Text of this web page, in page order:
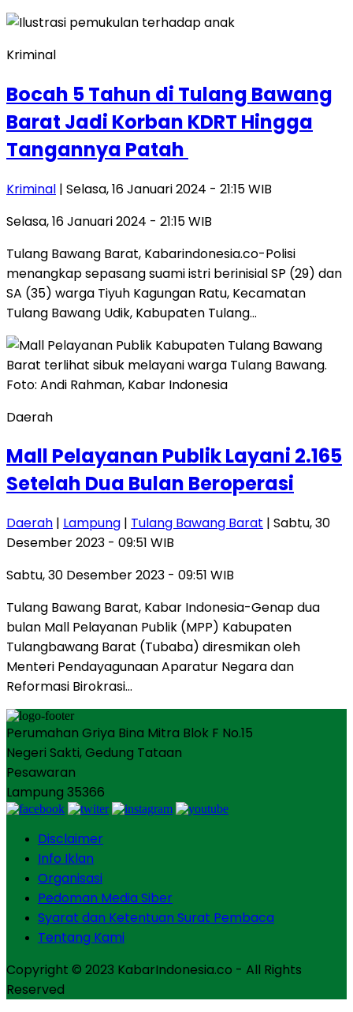
Kriminal
Bocah 5 Tahun di Tulang Bawang
Barat Jadi Korban KDRT Hingga
Tangannya Patah
Kriminal | Selasa, 16 Januari 2024 - 21:15 WIB
Selasa, 16 Januari 2024 - 21:15 WIB
Tulang Bawang Barat, Kabarindonesia.co-Polisi
menangkap sepasang suami istri berinisial SP (29) dan
SA (35) warga Tiyuh Kagungan Ratu, Kecamatan
Tulang Bawang Udik, Kabupaten Tulang…
Daerah
Mall Pelayanan Publik Layani 2.165
Setelah Dua Bulan Beroperasi
Daerah | Lampung | Tulang Bawang Barat | Sabtu, 30
Desember 2023 - 09:51 WIB
Sabtu, 30 Desember 2023 - 09:51 WIB
Tulang Bawang Barat, Kabar Indonesia-Genap dua
bulan Mall Pelayanan Publik (MPP) Kabupaten
Tulangbawang Barat (Tubaba) diresmikan oleh
Menteri Pendayagunaan Aparatur Negara dan
Reformasi Birokrasi…
Perumahan Griya Bina Mitra Blok F No.15
Negeri Sakti, Gedung Tataan
Pesawaran
Lampung 35366
Disclaimer
Info Iklan
Organisasi
Pedoman Media Siber
Syarat dan Ketentuan Surat Pembaca
Tentang Kami
Copyright © 2023 KabarIndonesia.co - All Rights
Reserved